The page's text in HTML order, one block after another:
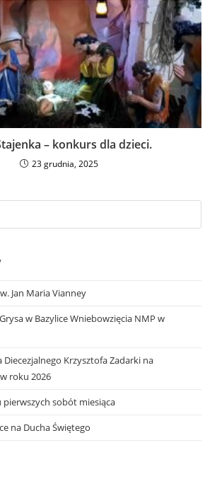
– konkurs dla dzieci.
23 grudnia, 2025
Jan Maria Vianney
w Bazylice Wniebowzięcia NMP w
Diecezjalnego Krzysztofa Zadarki na
roku 2026
sobót miesiąca
na Ducha Świętego